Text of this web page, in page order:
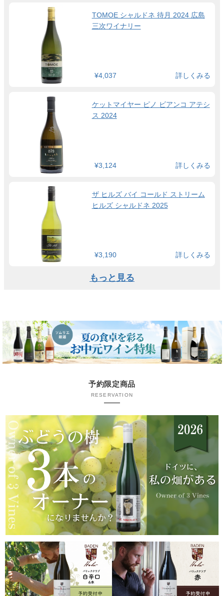
TOMOE シャルドネ 待月 2024 広島
三次ワイナリー
¥4,037 詳しくみる
ケットマイヤー ピノ ビアンコ アテシ
ス 2024
¥3,124 詳しくみる
ザ ヒルズ バイ コールド ストリーム
ヒルズ シャルドネ 2025
¥3,190 詳しくみる
もっと見る
予約限定商品
RESERVATION